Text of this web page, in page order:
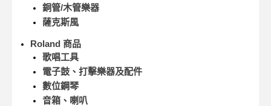
銅管/木管樂器
薩克斯風
Roland 商品
歌唱工具
電子鼓、打擊樂器及配件
數位鋼琴
音箱、喇叭